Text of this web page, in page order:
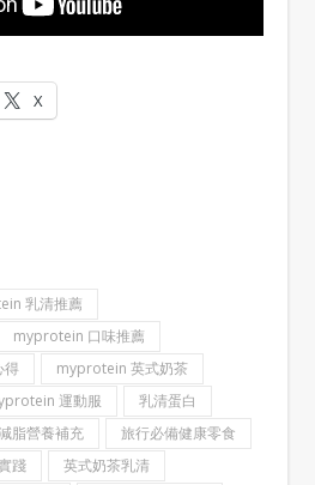
X
乳清推薦
myprotein 口味推薦
得
myprotein 英式奶茶
運動服
乳清蛋白
脂營養補充
旅行必備健康零食
踐
英式奶茶乳清